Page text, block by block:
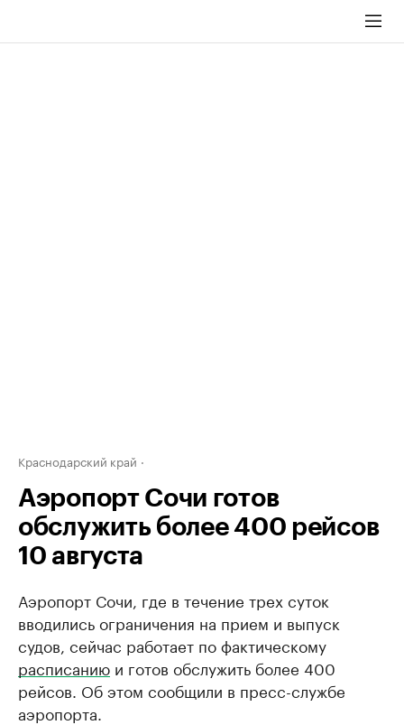
Краснодарский край
Аэропорт Сочи готов
обслужить более 400 рейсов
10 августа
Аэропорт Сочи, где в течение трех суток
вводились ограничения на прием и выпуск
судов, сейчас работает по фактическому
расписанию и готов обслужить более 400
рейсов. Об этом сообщили в пресс-службе
аэропорта.